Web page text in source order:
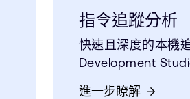
指令追蹤分析
快速且深度的本機
Development
進一步瞭解